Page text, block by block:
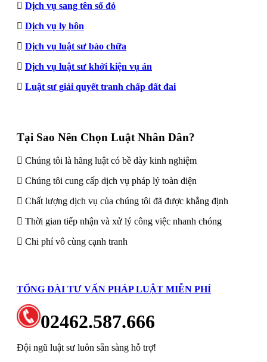
Dịch vụ sang tên sổ đỏ
Dịch vụ ly hôn
Dịch vụ luật sư bào chữa
Dịch vụ luật sư khởi kiện vụ án
Luật sư giải quyết tranh chấp đất đai
Tại Sao Nên Chọn Luật Nhân Dân?
Chúng tôi là hãng luật có bề dày kinh nghiệm
Chúng tôi cung cấp dịch vụ pháp lý toàn diện
Chất lượng dịch vụ của chúng tôi đã được khẳng định
Thời gian tiếp nhận và xử lý công việc nhanh chóng
Chi phí vô cùng cạnh tranh
TỔNG ĐÀI TƯ VẤN PHÁP LUẬT MIỄN PHÍ
02462.587.666
Đội ngũ luật sư luôn sẵn sàng hỗ trợ!